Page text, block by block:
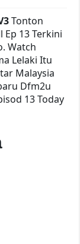
Tonton
13 Terkini
Watch
Lelaki Itu
Malaysia
Dfm2u
13 Today